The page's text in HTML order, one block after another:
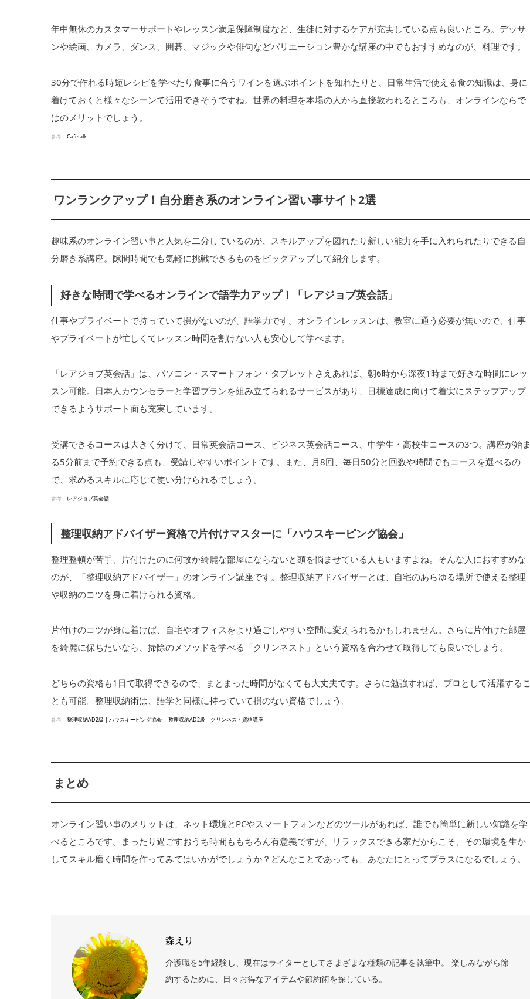
年中無休のカスタマーサポートやレッスン満足保障制度など、生徒に対するケアが充実している点も良いところ。デッサ
ンや絵画、カメラ、ダンス、囲碁、マジックや俳句などバリエーション豊かな講座の中でもおすすめなのが、料理です。
30分で作れる時短レシピを学べたり食事に合うワインを選ぶポイントを知れたりと、日常生活で使える食の知識は、身に
着けておくと様々なシーンで活用できそうですね。世界の料理を本場の人から直接教われるところも、オンラインならで
はのメリットでしょう。
参考： Cafetalk
ワンランクアップ！自分磨き系のオンライン習い事サイト2選
趣味系のオンライン習い事と人気を二分しているのが、スキルアップを図れたり新しい能力を手に入れられたりできる自
分磨き系講座。隙間時間でも気軽に挑戦できるものをピックアップして紹介します。
好きな時間で学べるオンラインで語学力アップ！「レアジョブ英会話」
仕事やプライベートで持っていて損がないのが、語学力です。オンラインレッスンは、教室に通う必要が無いので、仕事
やプライベートが忙しくてレッスン時間を割けない人も安心して学べます。
「レアジョブ英会話」は、パソコン・スマートフォン・タブレットさえあれば、朝6時から深夜1時まで好きな時間にレッ
スン可能。日本人カウンセラーと学習プランを組み立てられるサービスがあり、目標達成に向けて着実にステップアップ
できるようサポート面も充実しています。
受講できるコースは大きく分けて、日常英会話コース、ビジネス英会話コース、中学生・高校生コースの3つ。講座が始ま
る5分前まで予約できる点も、受講しやすいポイントです。また、月8回、毎日50分と回数や時間でもコースを選べるの
で、求めるスキルに応じて使い分けられるでしょう。
参考： レアジョブ英会話
整理収納アドバイザー資格で片付けマスターに「ハウスキーピング協会」
整理整頓が苦手、片付けたのに何故か綺麗な部屋にならないと頭を悩ませている人もいますよね。そんな人におすすめな
のが、「整理収納アドバイザー」のオンライン講座です。整理収納アドバイザーとは、自宅のあらゆる場所で使える整理
や収納のコツを身に着けられる資格。
片付けのコツが身に着けば、自宅やオフィスをより過ごしやすい空間に変えられるかもしれません。さらに片付けた部屋
を綺麗に保ちたいなら、掃除のメソッドを学べる「クリンネスト」という資格を合わせて取得しても良いでしょう。
どちらの資格も1日で取得できるので、まとまった時間がなくても大丈夫です。さらに勉強すれば、プロとして活躍するこ
とも可能。整理収納術は、語学と同様に持っていて損のない資格でしょう。
参考： 整理収納AD2級 | ハウスキーピング協会 、 整理収納AD2級 | クリンネスト資格講座
まとめ
オンライン習い事のメリットは、ネット環境とPCやスマートフォンなどのツールがあれば、誰でも簡単に新しい知識を学
べるところです。まったり過ごすおうち時間ももちろん有意義ですが、リラックスできる家だからこそ、その環境を生か
してスキル磨く時間を作ってみてはいかがでしょうか？どんなことであっても、あなたにとってプラスになるでしょう。
森えり
介護職を5年経験し、現在はライターとしてさまざまな種類の記事を執筆中。 楽しみながら節
約するために、日々お得なアイテムや節約術を探している。